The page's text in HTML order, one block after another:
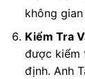
không
Kiểm Tra
được kiểm
định. Anh